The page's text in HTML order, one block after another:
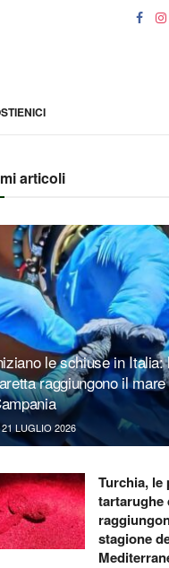
articoli
le schiuse in
raggiungono il
21 LUGLIO 2026
Turchia, le
tartarughe
stagione